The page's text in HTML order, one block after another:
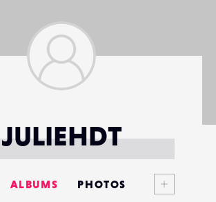
JULIEHDT
ALBUMS PHOTOS